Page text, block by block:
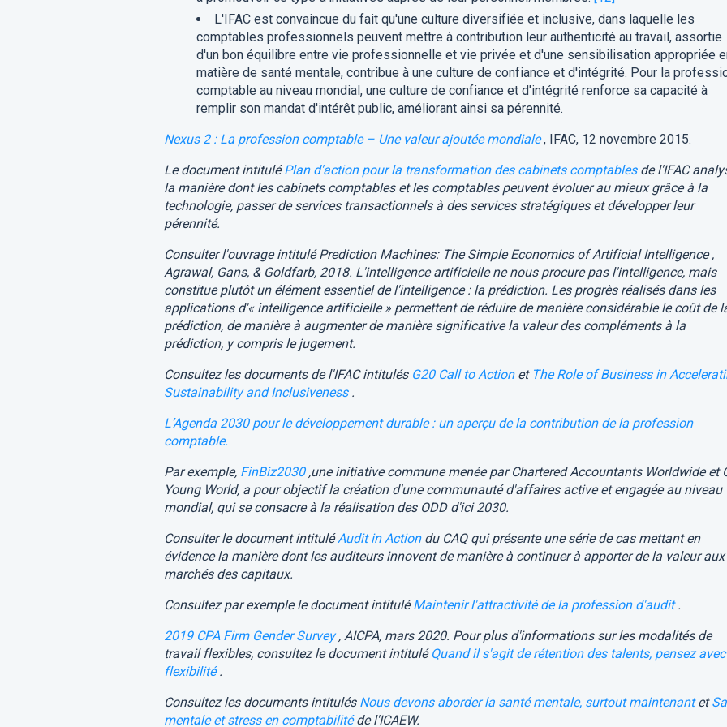
L'IFAC est convaincue du fait qu'une culture diversifiée et inclusive, dans laquelle les
comptables professionnels peuvent mettre à contribution leur authenticité au travail, assortie
d'un bon équilibre entre vie professionnelle et vie privée et d'une sensibilisation appropriée
matière de santé mentale, contribue à une culture de confiance et d'intégrité. Pour la
comptable au niveau mondial, une culture de confiance et d'intégrité renforce sa capacité à
remplir son mandat d'intérêt public, améliorant ainsi sa pérennité.
Nexus 2 : La profession comptable – Une valeur ajoutée mondiale , IFAC, 12 novembre 2015.
Le document intituléPlan d'action pour la transformation des cabinets comptables de l'IFAC
la manière dont les cabinets comptables et les comptables peuvent évoluer au mieux grâce à la
technologie, passer de services transactionnels à des services stratégiques et développer leur
pérennité.
Consulter l'ouvrage intituléPrediction Machines: The Simple Economics of Artificial Intelligence ,
Agrawal, Gans, & Goldfarb, 2018. L'intelligence artificielle ne nous procure pas l'intelligence, mais
constitue plutôt un élément essentiel de l'intelligence : la prédiction. Les progrès réalisés dans les
applications d'« intelligence artificielle » permettent de réduire de manière considérable le coût de
prédiction, de manière à augmenter de manière significative la valeur des compléments à la
prédiction, y compris le jugement.
Consultez les documents de l'IFAC intitulés G20 Call to Action et The Role of Business in
Sustainability and Inclusiveness .
L’Agenda 2030 pour le développement durable : un aperçu de la contribution de la profession
comptable.
Par exemple, FinBiz2030 ,une initiative commune menée par Chartered Accountants Worldwide et
Young World, a pour objectif la création d'une communauté d'affaires active et engagée au niveau
mondial, qui se consacre à la réalisation des ODD d'ici 2030.
Consulter le document intituléAudit in Action du CAQ qui présente une série de cas mettant en
évidence la manière dont les auditeurs innovent de manière à continuer à apporter de la valeur aux
marchés des capitaux.
Consultez par exemple le document intituléMaintenir l'attractivité de la profession d'audit .
2019 CPA Firm Gender Survey , AICPA, mars 2020. Pour plus d'informations sur les modalités de
travail flexibles, consultez le document intitulé Quand il s'agit de rétention des talents, pensez avec
flexibilité .
Consultez les documents intitulés Nous devons aborder la santé mentale, surtout maintenant et
mentale et stress en comptabilité de l'ICAEW.